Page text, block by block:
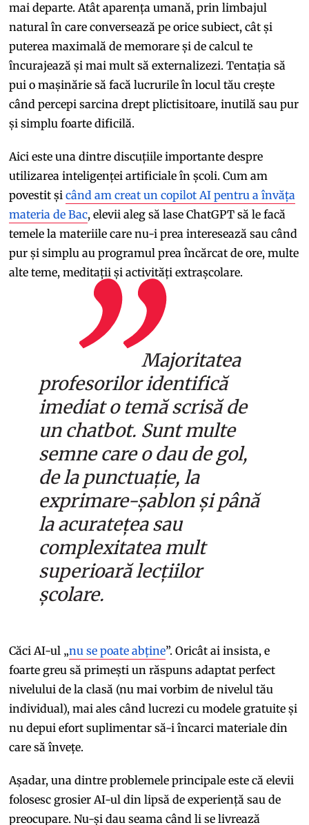
mai departe. Atât aparența umană, prin limbajul
natural în care conversează pe orice subiect, cât și
puterea maximală de memorare și de calcul te
încurajează și mai mult să externalizezi. Tentația să
pui o mașinărie să facă lucrurile în locul tău crește
când percepi sarcina drept plictisitoare, inutilă sau pur
și simplu foarte dificilă.
Aici este una dintre discuțiile importante despre
utilizarea inteligenței artificiale în școli. Cum am
povestit șicând am creat un copilot AI pentru a învăța
materia de Bac, elevii aleg să lase ChatGPT să le facă
temele la materiile care nu-i prea interesează sau când
pur și simplu au programul prea încărcat de ore, multe
alte teme, meditații și activități extrașcolare.
Majoritatea
profesorilor identifică
imediat o temă scrisă de
un chatbot. Sunt multe
semne care o dau de gol,
de la punctuație, la
exprimare-șablon și până
la acuratețea sau
complexitatea mult
superioară lecțiilor
școlare.
Căci AI-ul „nu se poate abține”. Oricât ai insista, e
foarte greu să primești un răspuns adaptat perfect
nivelului de la clasă (nu mai vorbim de nivelul tău
individual), mai ales când lucrezi cu modele gratuite și
nu depui efort suplimentar să-i încarci materiale din
care să învețe.
Așadar, una dintre problemele principale este că elevii
folosesc grosier AI-ul din lipsă de experiență sau de
preocupare. Nu-și dau seama când li se livrează